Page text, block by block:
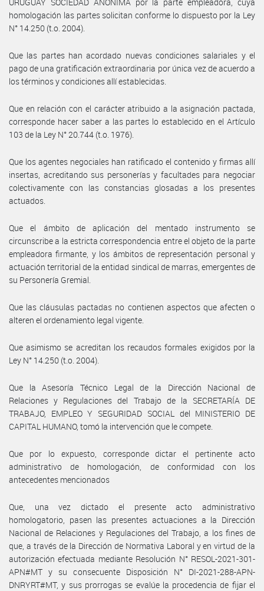
homologación las partes solicitan conforme lo dispuesto por la Ley
N° 14.250 (t.o. 2004).
Que las partes han acordado nuevas condiciones salariales y el
pago de una gratificación extraordinaria por única vez de acuerdo a
los términos y condiciones allí establecidas.
Que en relación con el carácter atribuido a la asignación pactada,
corresponde hacer saber a las partes lo establecido en el Artículo
103 de la Ley N° 20.744 (t.o. 1976).
Que los agentes negociales han ratificado el contenido y firmas allí
insertas, acreditando sus personerías y facultades para negociar
colectivamente con las constancias glosadas a los presentes
actuados.
Que el ámbito de aplicación del mentado instrumento se
circunscribe a la estricta correspondencia entre el objeto de la parte
empleadora firmante, y los ámbitos de representación personal y
actuación territorial de la entidad sindical de marras, emergentes de
su Personería Gremial.
Que las cláusulas pactadas no contienen aspectos que afecten o
alteren el ordenamiento legal vigente.
Que asimismo se acreditan los recaudos formales exigidos por la
Ley N° 14.250 (t.o. 2004).
Que la Asesoría Técnico Legal de la Dirección Nacional de
Relaciones y Regulaciones del Trabajo de la SECRETARÍA DE
TRABAJO, EMPLEO Y SEGURIDAD SOCIAL del MINISTERIO DE
CAPITAL HUMANO, tomó la intervención que le compete.
Que por lo expuesto, corresponde dictar el pertinente acto
administrativo de homologación, de conformidad con los
antecedentes mencionados
Que, una vez dictado el presente acto administrativo
homologatorio, pasen las presentes actuaciones a la Dirección
Nacional de Relaciones y Regulaciones del Trabajo, a los fines de
que, a través de la Dirección de Normativa Laboral y en virtud de la
autorización efectuada mediante Resolución N° RESOL-2021-301-
APN#MT y su consecuente Disposición N° DI-2021-288-APN-
DNRYRT#MT, y sus prorrogas se evalúe la procedencia de fijar el